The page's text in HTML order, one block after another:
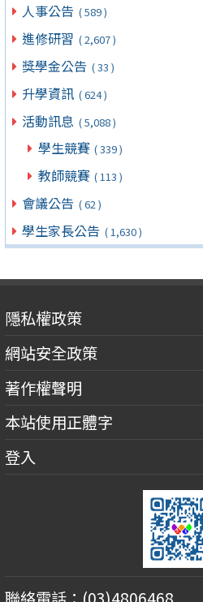
人事公告 ( 589 )
進修研習 ( 2,607 )
獎學金公告 ( 33 )
升學資訊 ( 624 )
活動訊息 ( 5,088 )
學生競賽 ( 339 )
教師競賽 ( 113 )
會議公告 ( 62 )
學生家長公告 ( 1,630 )
隱私權政策
網站安全政策
著作權聲明
本站使用正體字
登入